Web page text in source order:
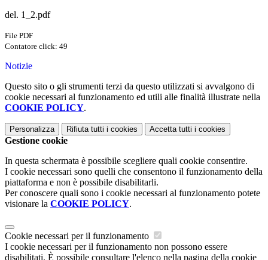
del. 1_2.pdf
File PDF
Contatore click: 49
Notizie
Questo sito o gli strumenti terzi da questo utilizzati si avvalgono di
cookie necessari al funzionamento ed utili alle finalità illustrate nella
COOKIE POLICY.
Personalizza Rifiuta tutti i cookies Accetta tutti i cookies
Gestione cookie
In questa schermata è possibile scegliere quali cookie consentire.
I cookie necessari sono quelli che consentono il funzionamento della
piattaforma e non è possibile disabilitarli.
Per conoscere quali sono i cookie necessari al funzionamento potete
visionare la COOKIE POLICY.
Cookie necessari per il funzionamento
I cookie necessari per il funzionamento non possono essere
disabilitati. È possibile consultare l'elenco nella pagina della cookie